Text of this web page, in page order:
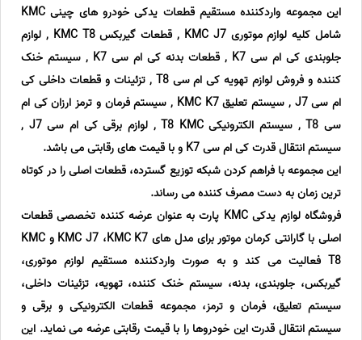
این مجموعه واردکننده مستقیم قطعات یدکی خودرو های چینی KMC
شامل کلیه لوازم موتوری KMC J7 , قطعات گیربکس KMC T8 , لوازم
جلوبندی کی ام سی K7 , قطعات بدنه کی ام سی K7 , سیستم خنک
کننده و فروش لوازم تهویه کی ام سی T8 , تزئینات و قطعات داخلی کی
ام سی J7 , سیستم تعلیق KMC K7 , سیستم فرمان و ترمز ارزان کی ام
سی T8 , سیستم الکترونیکی T8 KMC , لوازم برقی کی ام سی J7 ,
سیستم انتقال قدرت کی ام سی K7 و با قیمت های رقابتی می باشد.
این مجموعه با فراهم کردن شبکه توزیع گسترده، قطعات اصلی را در کوتاه
ترین زمان به دست مصرف کننده می رساند.
فروشگاه لوازم یدکی KMC پارت به عنوان عرضه کننده تخصصی قطعات
اصلی با گارانتی کرمان موتور برای مدل های KMC J7 ،KMC K7 و KMC
T8 فعالیت می کند و به صورت واردکننده مستقیم لوازم موتوری،
گیربکس، جلوبندی، بدنه، سیستم خنک کننده، تهویه، تزئینات داخلی،
سیستم تعلیق، فرمان و ترمز، مجموعه قطعات الکترونیکی و برقی و
سیستم انتقال قدرت این خودروها را با قیمت رقابتی عرضه می نماید. این